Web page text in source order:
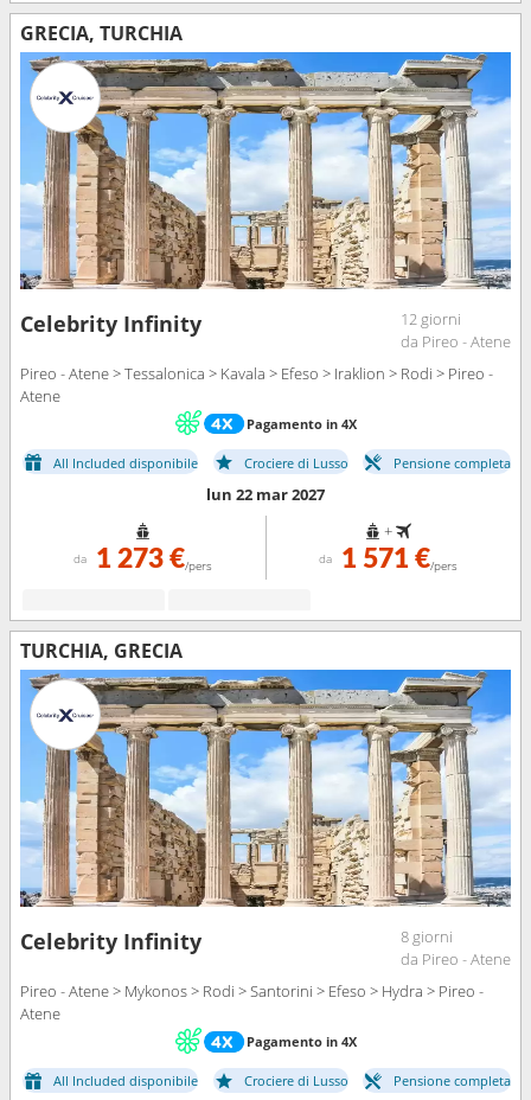
GRECIA, TURCHIA
Celebrity Infinity
12 giorni
da Pireo - Atene
Pireo - Atene > Tessalonica > Kavala > Efeso > Iraklion > Rodi > Pireo -
Atene
Pagamento in 4X
All Included disponibile Crociere di Lusso Pensione completa
lun 22 mar 2027
da 1 273 €/pers
+
da 1 571 €/pers
TURCHIA, GRECIA
Celebrity Infinity
8 giorni
da Pireo - Atene
Pireo - Atene > Mykonos > Rodi > Santorini > Efeso > Hydra > Pireo -
Atene
Pagamento in 4X
All Included disponibile Crociere di Lusso Pensione completa